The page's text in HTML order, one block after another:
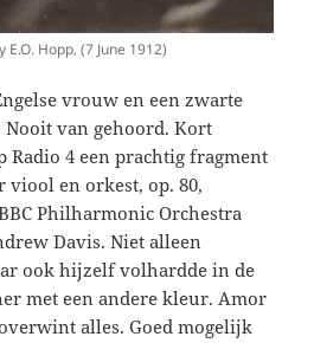
Hopp‚ (7 June 1912)
vrouw en een zwarte
Nooit van gehoord. Kort
4 een prachtig fragment
en orkest, op. 80,
Philharmonic Orchestra
Davis. Niet alleen
ook hijzelf volhardde in de
met een andere kleur. Amor
alles. Goed mogelijk